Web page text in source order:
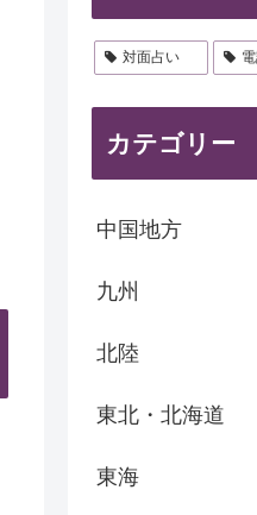
対面占い
カテゴリー
中国地方
九州
北陸
東北・北海道
東海